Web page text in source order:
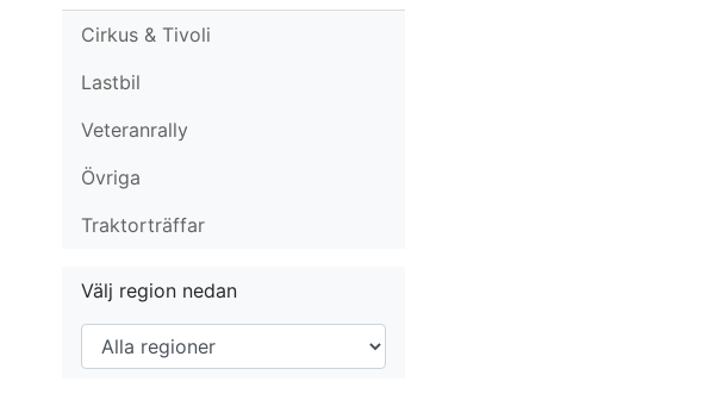
Cirkus & Tivoli
Lastbil
Veteranrally
Övriga
Traktorträffar
Välj region nedan